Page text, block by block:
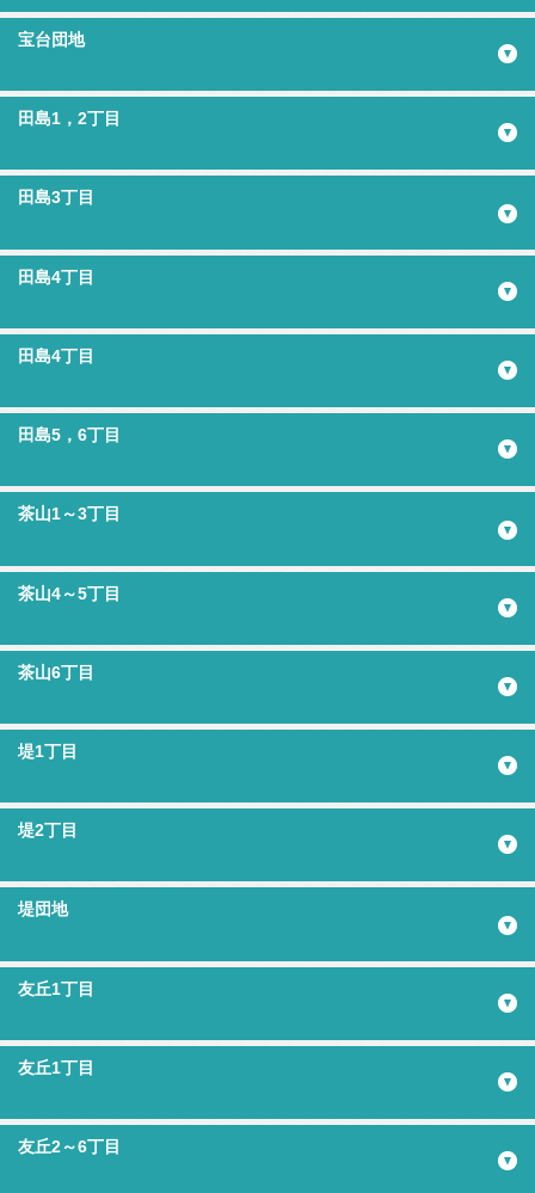
宝台団地
田島1，2丁目
田島3丁目
田島4丁目
田島4丁目
田島5，6丁目
茶山1～3丁目
茶山4～5丁目
茶山6丁目
堤1丁目
堤2丁目
堤団地
友丘1丁目
友丘1丁目
友丘2～6丁目